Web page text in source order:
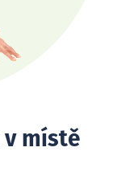
místě